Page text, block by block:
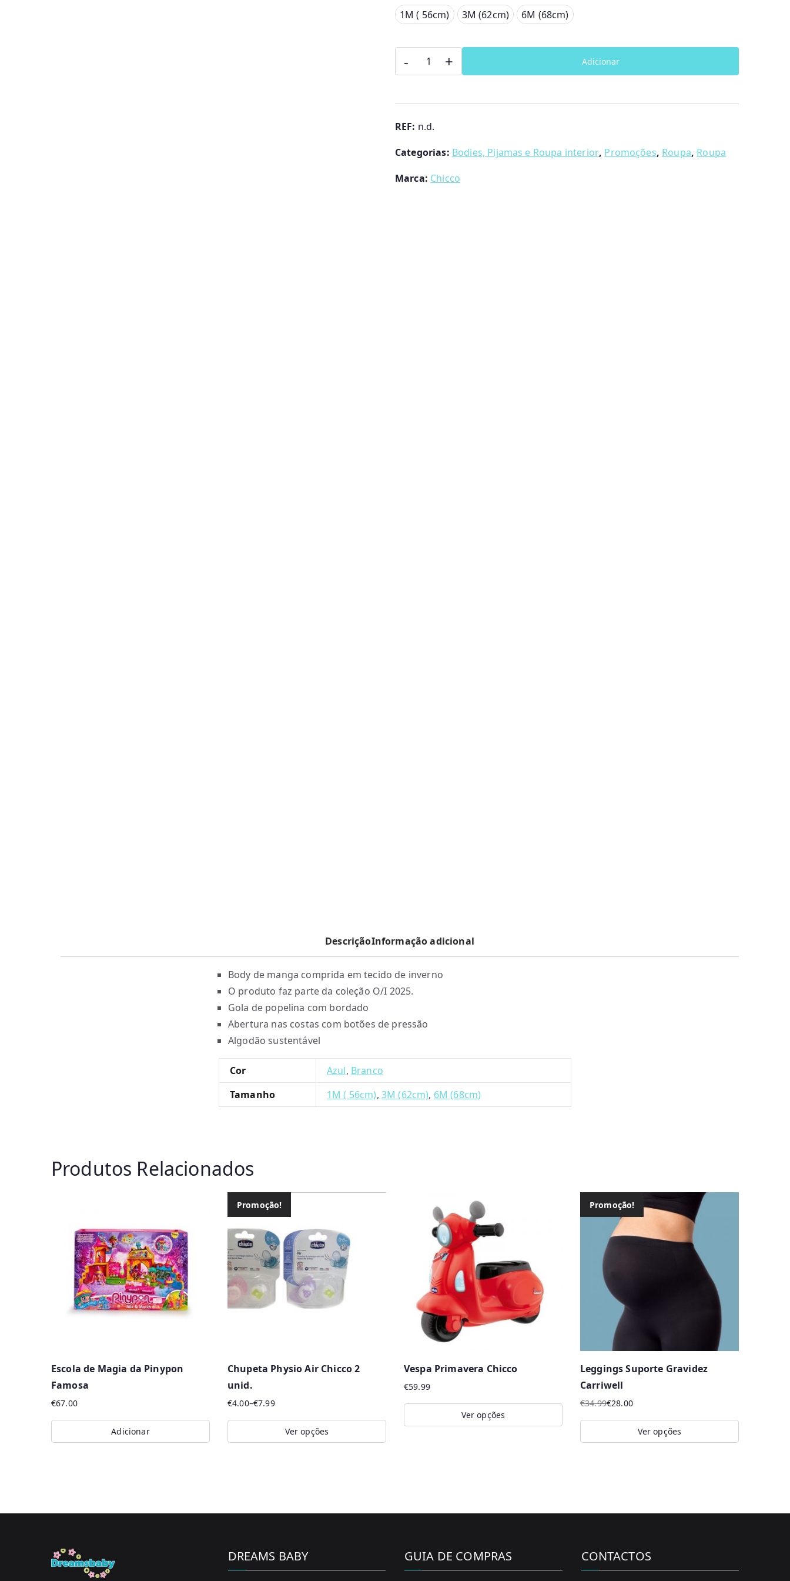
1M ( 56cm)
6M (68cm)
1M ( 56cm) 3M (62cm) 6M (68cm)
-
Quantidade
de
exterior
de
comprida
+ Adicionar
REF: n.d.
Categorias: Bodies, Pijamas e Roupa interior, Promoções, Roupa, Roupa
Marca: Chicco
DescriçãoInformação adicional
Body de manga comprida em tecido de inverno
O produto faz parte da coleção O/I 2025.
Gola de popelina com bordado
Abertura nas costas com botões de pressão
Algodão sustentável
Cor Azul, Branco
Tamanho
1M ( 56cm), 3M (62cm), 6M (68cm)
Produtos Relacionados
Escola de Magia da Pinypon
Famosa
€67.00
Adicionar
Promoção!
Chupeta Physio Air Chicco 2
unid.
€4.00–€7.99
Price
range:
€4.00
Ver opções
variants.
options
Vespa Primavera Chicco
€59.99
Ver opções
The
may
Promoção!
Leggings Suporte Gravidez
Carriwell
€34.99
O
preço
original
€28.00
O
preço
atual
Ver opções
variants.
options
DREAMS BABY GUIA DE COMPRAS CONTACTOS